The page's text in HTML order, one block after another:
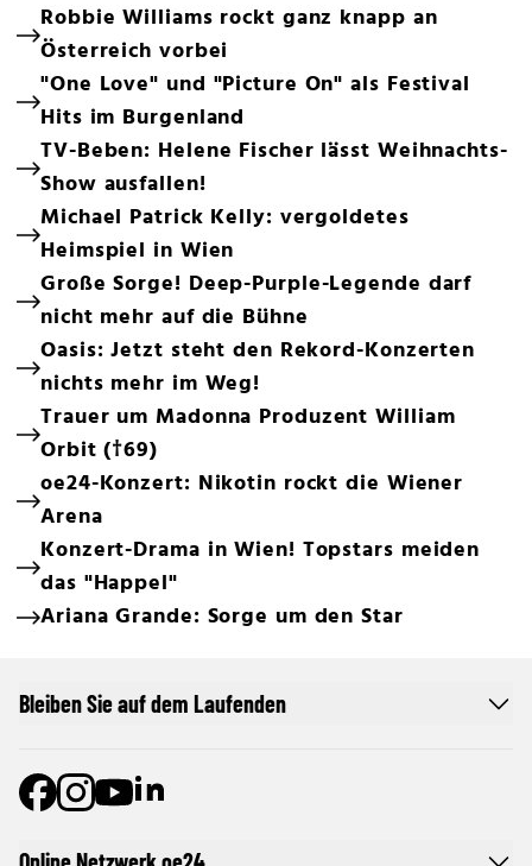
Robbie Williams rockt ganz knapp an
Österreich vorbei
"One Love" und "Picture On" als Festival
Hits im Burgenland
TV-Beben: Helene Fischer lässt Weihnachts-
Show ausfallen!
Michael Patrick Kelly: vergoldetes
Heimspiel in Wien
Große Sorge! Deep-Purple-Legende darf
nicht mehr auf die Bühne
Oasis: Jetzt steht den Rekord-Konzerten
nichts mehr im Weg!
Trauer um Madonna Produzent William
Orbit (†69)
oe24-Konzert: Nikotin rockt die Wiener
Arena
Konzert-Drama in Wien! Topstars meiden
das "Happel"
Ariana Grande: Sorge um den Star
Bleiben Sie auf dem Laufenden